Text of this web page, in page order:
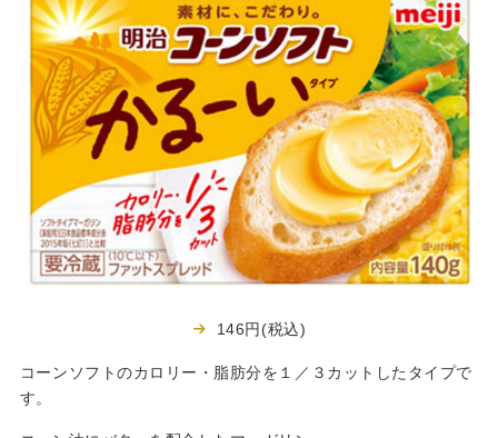
146円(税込)
コーンソフトのカロリー・脂肪分を１／３カットしたタイプで
す。